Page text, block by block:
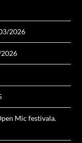
2026
Mic festivala.